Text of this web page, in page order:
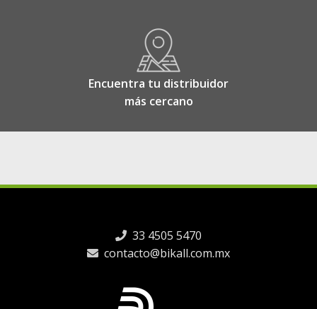
Encuentra tu distribuidor
más cercano
33 4505 5470
contacto@bikall.com.mx